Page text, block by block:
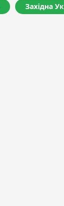
Західна